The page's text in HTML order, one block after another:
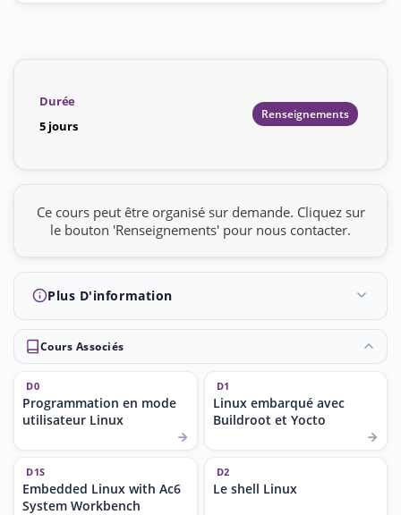
Durée
5 jours
Renseignements
Ce cours peut être organisé sur demande. Cliquez sur
le bouton 'Renseignements' pour nous contacter.
Plus D'information
Cours Associés
D0
Programmation en mode
utilisateur Linux
D1
Linux embarqué avec
Buildroot et Yocto
D1S
Embedded Linux with Ac6
System Workbench
D2
Le shell Linux